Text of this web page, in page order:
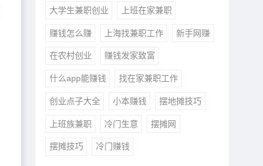
大学生兼职创业 上班在家兼职
赚钱怎么赚 上海找兼职工作 新手网赚
在农村创业 赚钱发家致富
什么app能赚钱 找在家兼职工作
创业点子大全 小本赚钱 摆地摊技巧
上班族兼职 冷门生意 摆摊网
摆摊技巧 冷门赚钱